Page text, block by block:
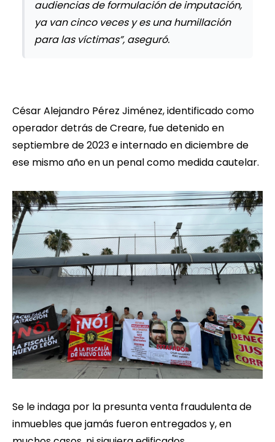
audiencias de formulación de imputación,
ya van cinco veces y es una humillación
para las víctimas”, aseguró.
César Alejandro Pérez Jiménez, identificado como
operador detrás de Creare, fue detenido en
septiembre de 2023 e internado en diciembre de
ese mismo año en un penal como medida cautelar.
Se le indaga por la presunta venta fraudulenta de
inmuebles que jamás fueron entregados y, en